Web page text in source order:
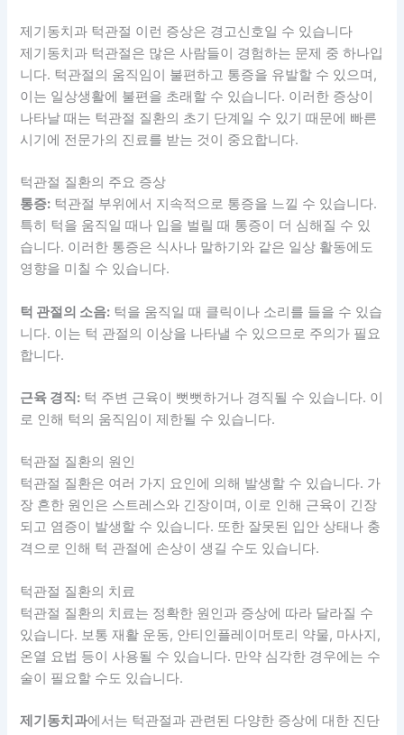
제기동치과 턱관절 이런 증상은 경고신호일 수 있습니다
제기동치과 턱관절은 많은 사람들이 경험하는 문제 중 하나입
니다. 턱관절의 움직임이 불편하고 통증을 유발할 수 있으며,
이는 일상생활에 불편을 초래할 수 있습니다. 이러한 증상이
나타날 때는 턱관절 질환의 초기 단계일 수 있기 때문에 빠른
시기에 전문가의 진료를 받는 것이 중요합니다.
턱관절 질환의 주요 증상
통증: 턱관절 부위에서 지속적으로 통증을 느낄 수 있습니다.
특히 턱을 움직일 때나 입을 벌릴 때 통증이 더 심해질 수 있
습니다. 이러한 통증은 식사나 말하기와 같은 일상 활동에도
영향을 미칠 수 있습니다.
턱 관절의 소음: 턱을 움직일 때 클릭이나 소리를 들을 수 있습
니다. 이는 턱 관절의 이상을 나타낼 수 있으므로 주의가 필요
합니다.
근육 경직: 턱 주변 근육이 뻣뻣하거나 경직될 수 있습니다. 이
로 인해 턱의 움직임이 제한될 수 있습니다.
턱관절 질환의 원인
턱관절 질환은 여러 가지 요인에 의해 발생할 수 있습니다. 가
장 흔한 원인은 스트레스와 긴장이며, 이로 인해 근육이 긴장
되고 염증이 발생할 수 있습니다. 또한 잘못된 입안 상태나 충
격으로 인해 턱 관절에 손상이 생길 수도 있습니다.
턱관절 질환의 치료
턱관절 질환의 치료는 정확한 원인과 증상에 따라 달라질 수
있습니다. 보통 재활 운동, 안티인플레이머토리 약물, 마사지,
온열 요법 등이 사용될 수 있습니다. 만약 심각한 경우에는 수
술이 필요할 수도 있습니다.
제기동치과에서는 턱관절과 관련된 다양한 증상에 대한 진단